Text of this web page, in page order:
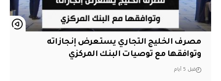
مصرف الخليج التجاري يستعرض إنجازاته
وتوافقها مع توصيات البنك المركزي
قبل 5 أيام